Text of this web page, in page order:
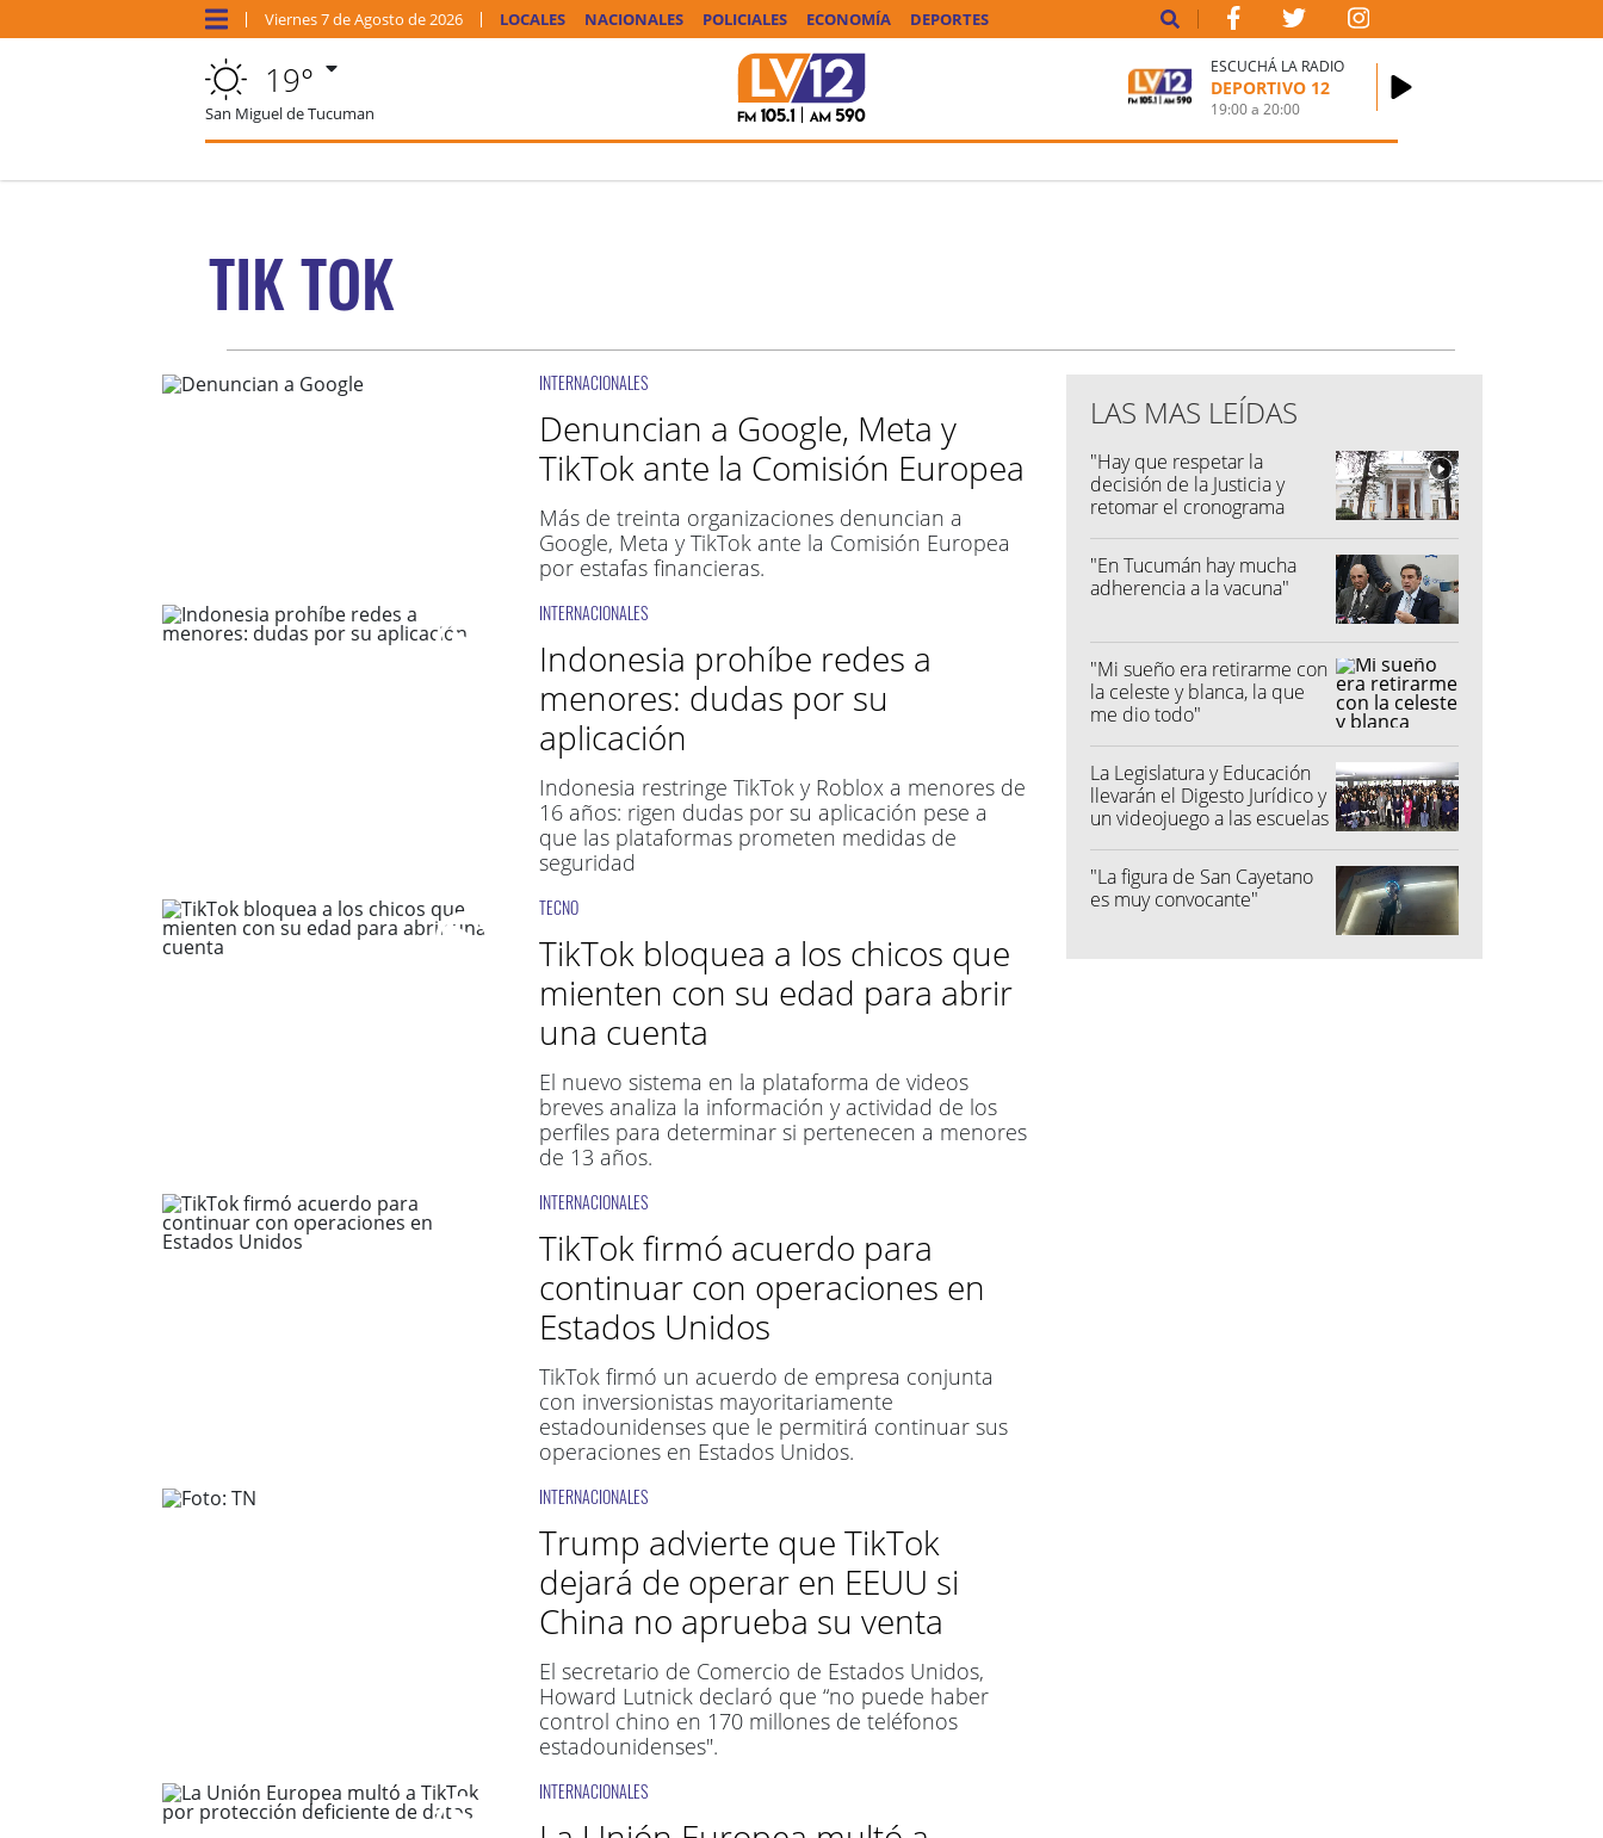
Viernes7 deAgosto de 2026 LOCALES NACIONALES POLICIALES ECONOMÍA DEPORTES
19°
San Miguel de Tucuman
ESCUCHÁ LA RADIO
DEPORTIVO 12
19:00a20:00
TIK TOK
INTERNACIONALES
Denuncian a Google, Meta y
TikTok ante la Comisión Europea
Más de treinta organizaciones denuncian a
Google, Meta y TikTok ante la Comisión Europea
por estafas financieras.
INTERNACIONALES
Indonesia prohíbe redes a
menores: dudas por su
aplicación
Indonesia restringe TikTok y Roblox a menores de
16 años: rigen dudas por su aplicación pese a
que las plataformas prometen medidas de
seguridad
TECNO
TikTok bloquea a los chicos que
mienten con su edad para abrir
una cuenta
El nuevo sistema en la plataforma de videos
breves analiza la información y actividad de los
perfiles para determinar si pertenecen a menores
de 13 años.
INTERNACIONALES
TikTok firmó acuerdo para
continuar con operaciones en
Estados Unidos
TikTok firmó un acuerdo de empresa conjunta
con inversionistas mayoritariamente
estadounidenses que le permitirá continuar sus
operaciones en Estados Unidos.
INTERNACIONALES
Trump advierte que TikTok
dejará de operar en EEUU si
China no aprueba su venta
El secretario de Comercio de Estados Unidos,
Howard Lutnick declaró que “no puede haber
control chino en 170 millones de teléfonos
estadounidenses".
INTERNACIONALES
LAS MAS LEÍDAS
"Hay que respetar la
decisión de la Justicia y
retomar el cronograma
"En Tucumán hay mucha
adherencia a la vacuna"
"Mi sueño era retirarme con
la celeste y blanca, la que
me dio todo"
La Legislatura y Educación
llevarán el Digesto Jurídico y
un videojuego a las escuelas
"La figura de San Cayetano
es muy convocante"